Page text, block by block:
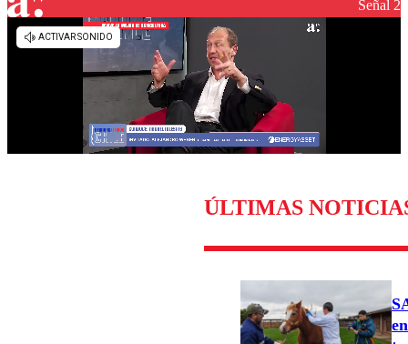
Señal 2
ÚLTIMAS